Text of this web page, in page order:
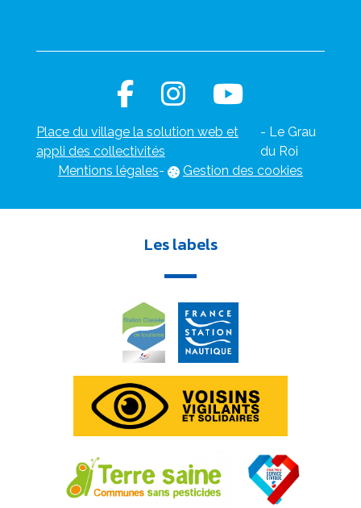
Place du village la solution web et
appli des collectivités
- Le Grau
du Roi
Mentions légales- Gestion des cookies
Les labels